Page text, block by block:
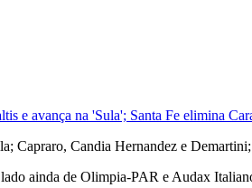
e avança na 'Sula'; Santa Fe elimina
Capraro, Candia Hernandez e
ainda de Olimpia-PAR e Audax